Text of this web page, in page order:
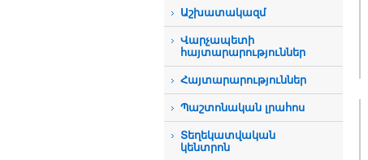
Աշխատակազմ
Վարչապետի
հայտարարություններ
Հայտարարություններ
Պաշտոնական լրահոս
Տեղեկատվական
կենտրոն